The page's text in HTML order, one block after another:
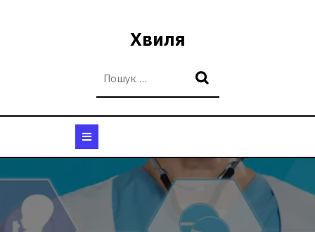
Хвиля
Відкрити